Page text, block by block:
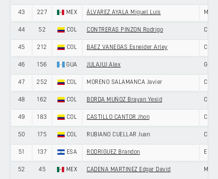
43 227 MEX ÁLVAREZ AYALA Miguel Luis
44 52 COL CONTRERAS PINZON Rodrigo
45 212 COL BAEZ VANEGAS Esneider Arley
46 156 GUA JULAJUJ Alex
47 252 COL MORENO SALAMANCA Javier
48 162 COL BORDA MUÑOZ Brayan Yesid
49 183 COL CASTILLO CANTOR Jhon
50 175 COL RUBIANO CUELLAR Juan
51 137 ESA RODRIGUEZ Brandon EL
52 45 MEX CADENA MARTINEZ Edgar David